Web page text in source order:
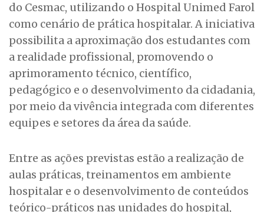
do Cesmac, utilizando o Hospital Unimed Farol
como cenário de prática hospitalar. A iniciativa
possibilita a aproximação dos estudantes com
a realidade profissional, promovendo o
aprimoramento técnico, científico,
pedagógico e o desenvolvimento da cidadania,
por meio da vivência integrada com diferentes
equipes e setores da área da saúde.
Entre as ações previstas estão a realização de
aulas práticas, treinamentos em ambiente
hospitalar e o desenvolvimento de conteúdos
teórico-práticos nas unidades do hospital,